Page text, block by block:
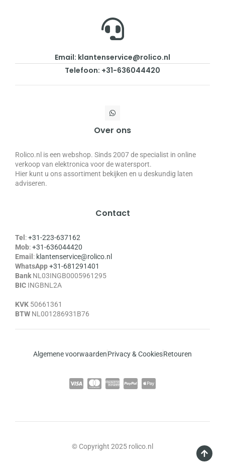
Email: klantenservice@rolico.nl
Telefoon: +31-636044420
Over ons
Rolico.nl is een webshop. Sinds 2007 de specialist in online
verkoop van elektronica voor de watersport.
Hier kunt u ons assortiment bekijken en u deskundig laten
adviseren.
Contact
Tel :+31-223-637162
Mob:+31-636044420
Email : klantenservice@rolico.nl
WhatsApp+31-681291401
BankNL03INGB0005961295
BIC INGBNL2A
KVK 50661361
BTW NL001286931B76
Algemene voorwaardenPrivacy & CookiesRetouren
© Copyright 2025 rolico.nl